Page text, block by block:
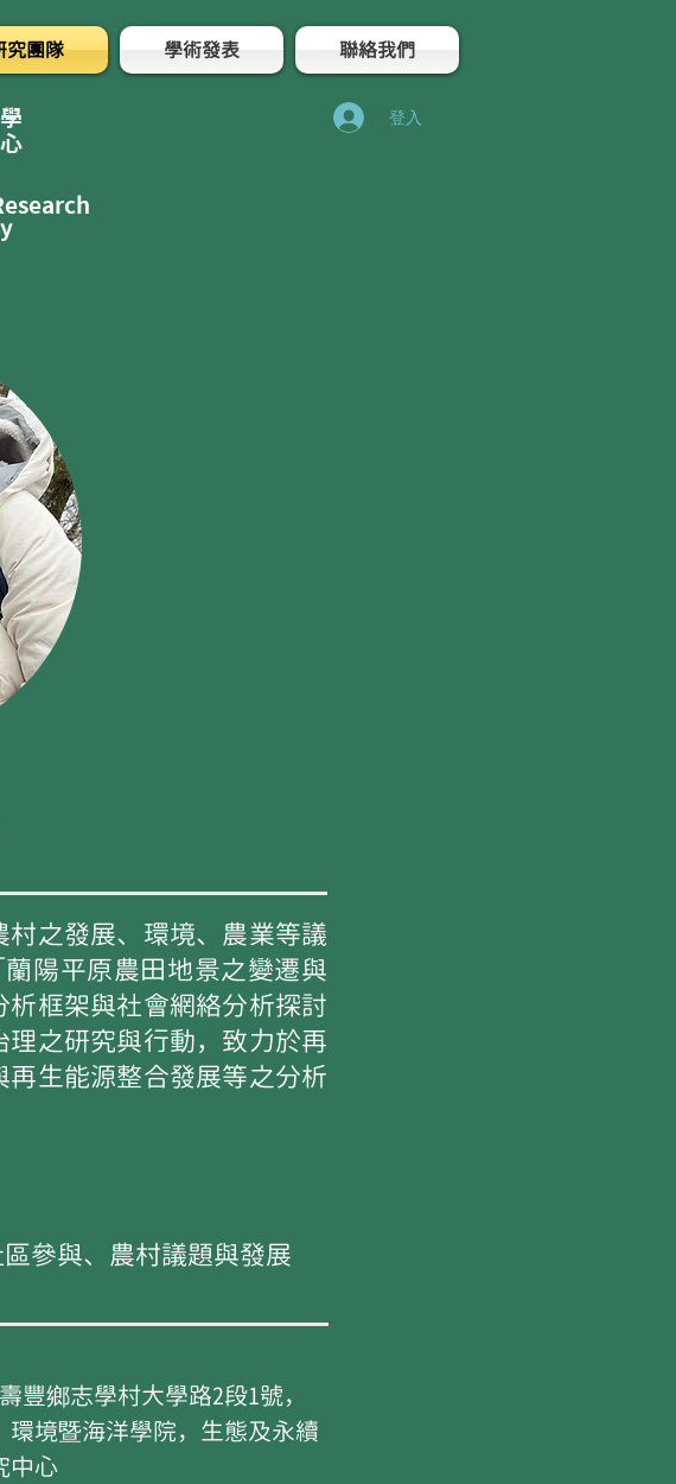
究團隊 學術發表 聯絡我們
登入
之發展、環境、農業等議
陽平原農田地景之變遷與
框架與社會網絡分析探討
之研究與行動，致力於再
生能源整合發展等之分析
參與、農村議題與發展
豐鄉志學村大學路2段1號，
環境暨海洋學院，生態及永續
中心